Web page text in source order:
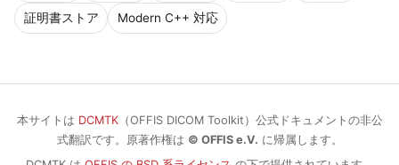
証明書ストア Modern C++ 対応
本サイトは DCMTK（OFFIS DICOM Toolkit）公式ドキュメントの非公
式翻訳です。原著作権は © OFFIS e.V. に帰属します。